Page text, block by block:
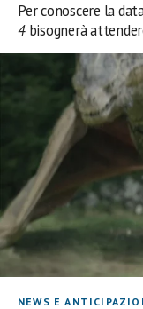
Per conoscere la
4bisognerà
NEWS E